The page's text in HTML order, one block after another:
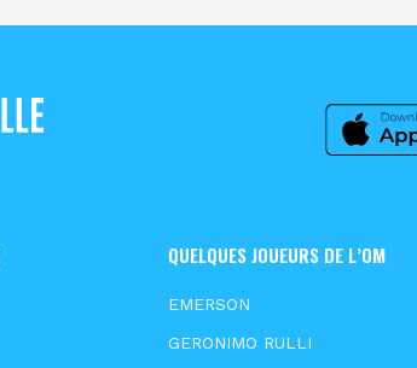
QUELQUES JOUEURS DE L’OM
EMERSON
GERONIMO RULLI